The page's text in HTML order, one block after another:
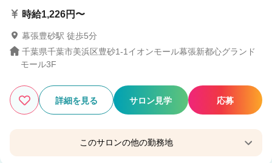
この条件の求人数421件
検索する
時給1,226円〜
幕張豊砂駅 徒歩5分
千葉県千葉市美浜区豊砂1-1イオンモール幕張新都心グランド
モール3F
詳細を見る サロン見学 応募
このサロンの他の勤務地